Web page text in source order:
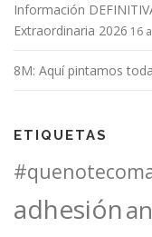
Información
Extraordinaria 2026 16
8M: Aquí pintamos
ETIQUETAS
adhesión